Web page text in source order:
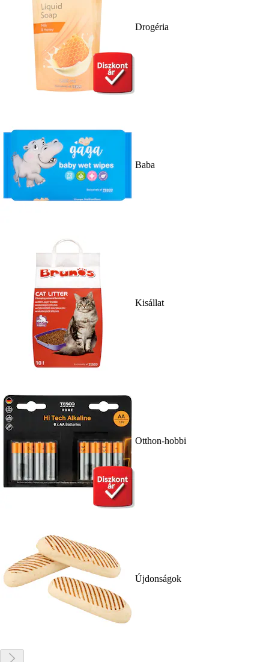
Drogéria
Baba
Kisállat
Otthon-hobbi
Újdonságok